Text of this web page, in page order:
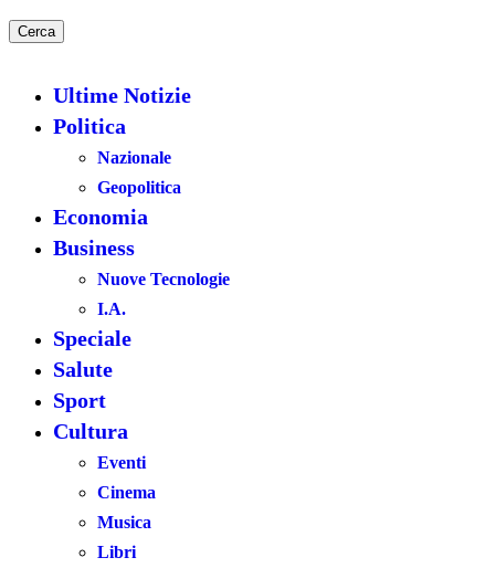
Cerca
Ultime Notizie
Politica
Nazionale
Geopolitica
Economia
Business
Nuove Tecnologie
I.A.
Speciale
Salute
Sport
Cultura
Eventi
Cinema
Musica
Libri